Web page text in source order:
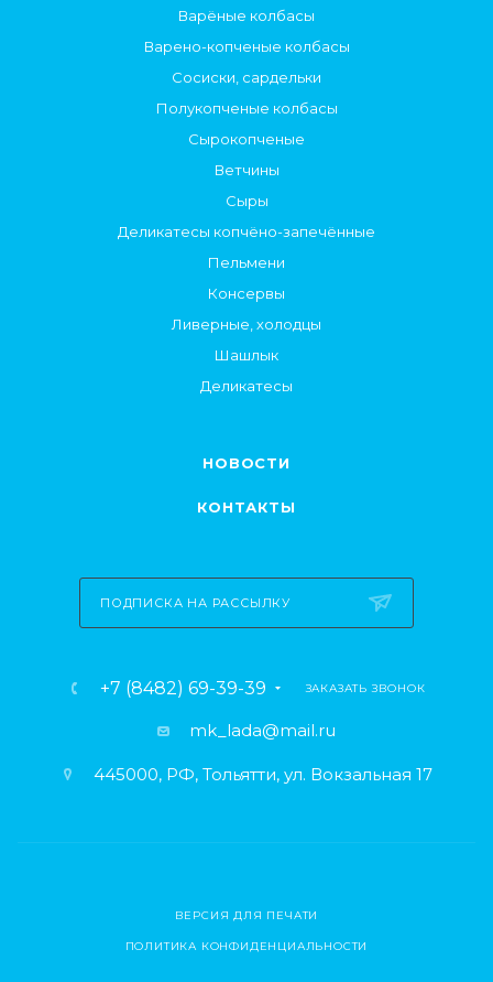
Варёные колбасы
Варено-копченые колбасы
Сосиски, сардельки
Полукопченые колбасы
Сырокопченые
Ветчины
Сыры
Деликатесы копчёно-запечённые
Пельмени
Консервы
Ливерные, холодцы
Шашлык
Деликатесы
НОВОСТИ
КОНТАКТЫ
ПОДПИСКА НА РАССЫЛКУ
+7 (8482) 69-39-39 ЗАКАЗАТЬ ЗВОНОК
mk_lada@mail.ru
445000, РФ, Тольятти, ул. Вокзальная 17
ВЕРСИЯ ДЛЯ ПЕЧАТИ
ПОЛИТИКА КОНФИДЕНЦИАЛЬНОСТИ